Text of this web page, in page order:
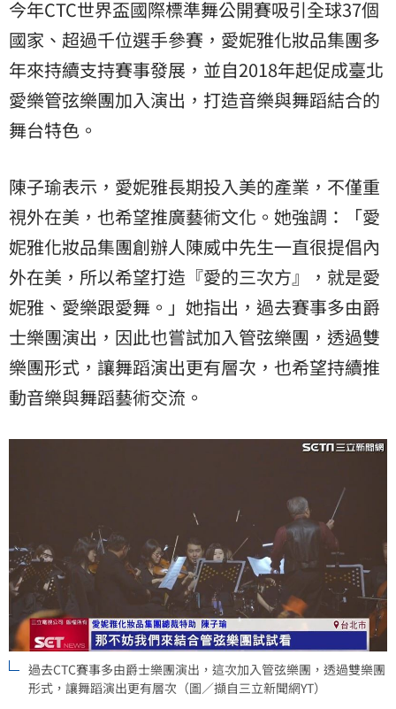
今年CTC世界盃國際標準舞公開賽吸引全球37個
國家、超過千位選手參賽，愛妮雅化妝品集團多
年來持續支持賽事發展，並自2018年起促成臺北
愛樂管弦樂團加入演出，打造音樂與舞蹈結合的
舞台特色。
陳子瑜表示，愛妮雅長期投入美的產業，不僅重
視外在美，也希望推廣藝術文化。她強調：「愛
妮雅化妝品集團創辦人陳威中先生一直很提倡內
外在美，所以希望打造『愛的三次方』，就是愛
妮雅、愛樂跟愛舞。」她指出，過去賽事多由爵
士樂團演出，因此也嘗試加入管弦樂團，透過雙
樂團形式，讓舞蹈演出更有層次，也希望持續推
動音樂與舞蹈藝術交流。
過去CTC賽事多由爵士樂團演出，這次加入管弦樂團，透過雙樂團
形式，讓舞蹈演出更有層次（圖／擷自三立新聞網YT）